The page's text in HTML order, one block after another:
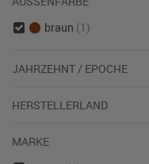
braun (1)
JAHRZEHNT / EPOCHE
HERSTELLERLAND
MARKE